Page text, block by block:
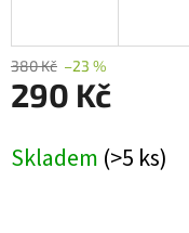
380 Kč –23 %
290 Kč
cena:
Skladem (>5 ks)